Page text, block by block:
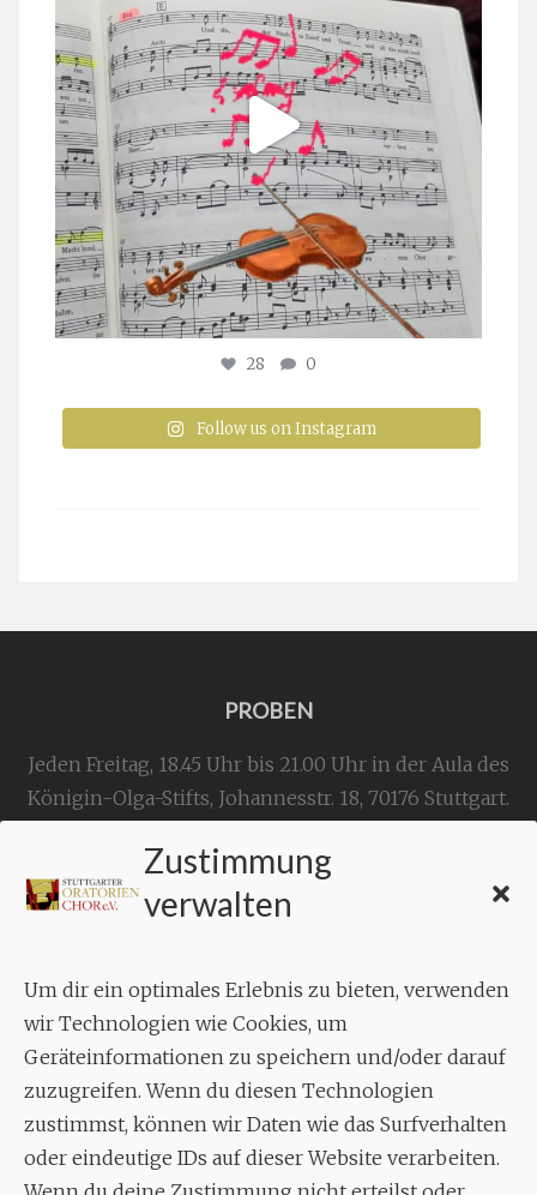
Zustimmung
verwalten
Um dir ein optimales Erlebnis zu bieten, verwenden
wir Technologien wie Cookies, um
Geräteinformationen zu speichern und/oder darauf
zuzugreifen. Wenn du diesen Technologien
zustimmst, können wir Daten wie das Surfverhalten
oder eindeutige IDs auf dieser Website verarbeiten.
28 0
Follow us on Instagram
PROBEN
Jeden Freitag, 18.45 Uhr bis 21.00 Uhr in der Aula des
Königin-Olga-Stifts, Johannesstr. 18, 70176 Stuttgart.
KONTAKT
Geschäftsstelle:
Aixheimer Str. 18
70619 Stuttgart
MUSIK
Musikalischer Leiter:
Enrico Trummer